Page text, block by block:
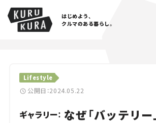
はじめよう、
クルマのある暮らし。
Lifestyle
公開日：2024.05.22
ギャラリー： なぜ「バッテリー
Cars
Lifestyle